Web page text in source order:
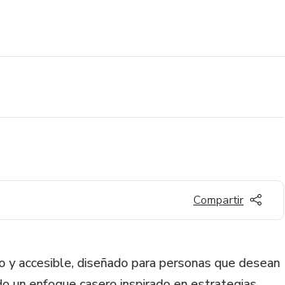
Compartir
accesible, diseñado para personas que desean